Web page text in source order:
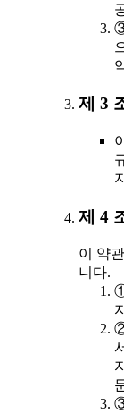
제 3
제 4
이 약
니다.